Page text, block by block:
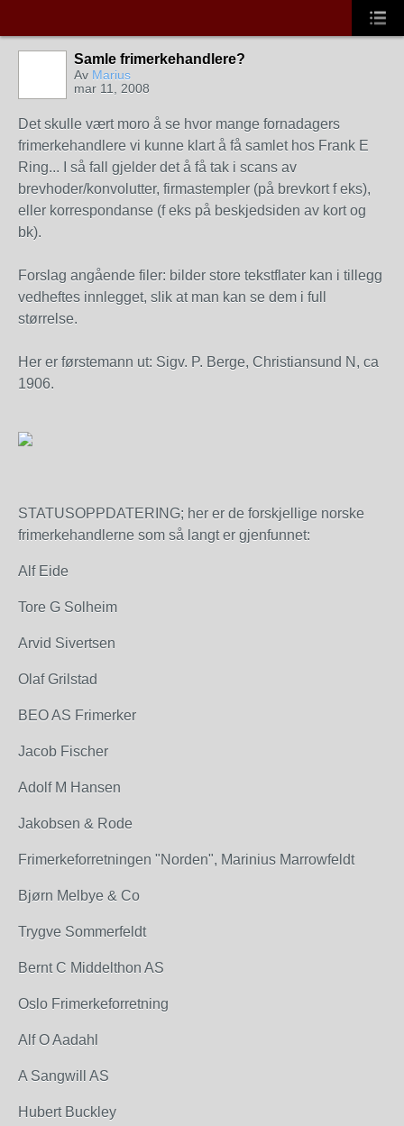
Samle frimerkehandlere?
Av Marius
mar 11, 2008
Det skulle vært moro å se hvor mange fornadagers
frimerkehandlere vi kunne klart å få samlet hos Frank E
Ring... I så fall gjelder det å få tak i scans av
brevhoder/konvolutter, firmastempler (på brevkort f eks),
eller korrespondanse (f eks på beskjedsiden av kort og
bk).
Forslag angående filer: bilder store tekstflater kan i tillegg
vedheftes innlegget, slik at man kan se dem i full
størrelse.
Her er førstemann ut: Sigv. P. Berge, Christiansund N, ca
1906.
STATUSOPPDATERING; her er de forskjellige norske
frimerkehandlerne som så langt er gjenfunnet:
Alf Eide
Tore G Solheim
Arvid Sivertsen
Olaf Grilstad
BEO AS Frimerker
Jacob Fischer
Adolf M Hansen
Jakobsen & Rode
Frimerkeforretningen "Norden", Marinius Marrowfeldt
Bjørn Melbye & Co
Trygve Sommerfeldt
Bernt C Middelthon AS
Oslo Frimerkeforretning
Alf O Aadahl
A Sangwill AS
Hubert Buckley